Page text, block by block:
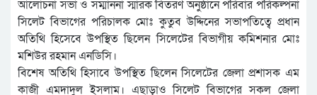
আলোচনা সভা ও সম্মাননা স্মারক বিতরণ অনুষ্ঠানে পরিবার পরিকল্পনা
সিলেট বিভাগের পরিচালক মোঃ কুতুব উদ্দিনের সভাপতিত্বে প্রধান
অতিথি হিসেবে উপস্থিত ছিলেন সিলেটের বিভাগীয় কমিশনার মোঃ
মশিউর রহমান এনডিসি।
বিশেষ অতিথি হিসাবে উপস্থিত ছিলেন সিলেটের জেলা প্রশাসক এম
কাজী এমদাদুল ইসলাম। এছাড়াও সিলেট বিভাগের সকল জেলা